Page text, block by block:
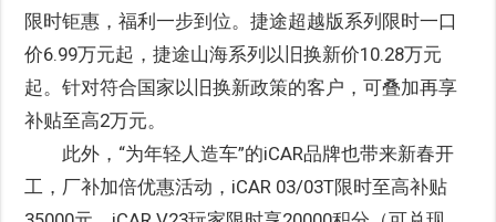
限时钜惠，福利一步到位。捷途超越版系列限时一口
价6.99万元起，捷途山海系列以旧换新价10.28万元
起。针对符合国家以旧换新政策的客户，可叠加再享
补贴至高2万元。
此外，“为年轻人造车”的iCAR品牌也带来新春开
工，厂补加倍优惠活动，iCAR 03/03T限时至高补贴